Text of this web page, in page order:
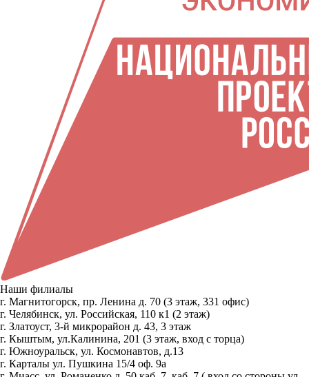
Наши филиалы
г. Магнитогорск, пр. Ленина д. 70 (3 этаж, 331 офис)
г. Челябинск, ул. Российская, 110 к1 (2 этаж)
г. Златоуст, 3-й микрорайон д. 43, 3 этаж
г. Кыштым, ул.Калинина, 201 (3 этаж, вход с торца)
г. Южноуральск, ул. Космонавтов, д.13
г. Карталы ул. Пушкина 15/4 оф. 9а